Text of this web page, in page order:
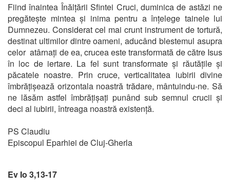
Fiind înaintea Înălțării Sfintei Cruci, duminica de astăzi ne
pregătește mintea și inima pentru a înțelege tainele lui
Dumnezeu. Considerat cel mai crunt instrument de tortură,
destinat ultimilor dintre oameni, aducând blestemul asupra
celor atârnați de ea, crucea este transformată de către Isus
în loc de iertare. La fel sunt transformate și răutățile și
păcatele noastre. Prin cruce, verticalitatea iubirii divine
îmbrățișează orizontala noastră trădare, mântuindu-ne. Să
ne lăsăm astfel îmbrățișați punând sub semnul crucii și
deci al iubirii, întreaga noastră existență.
PS Claudiu
Episcopul Eparhiei de Cluj-Gherla
Ev Io 3,13-17